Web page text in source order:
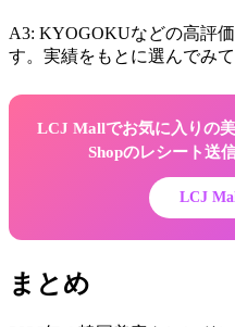
A3: KYOGOKUなどの高評
す。実績をもとに選んでみて
LCJ Mallでお気に入りの
Shopのレシート送
LCJ
まとめ